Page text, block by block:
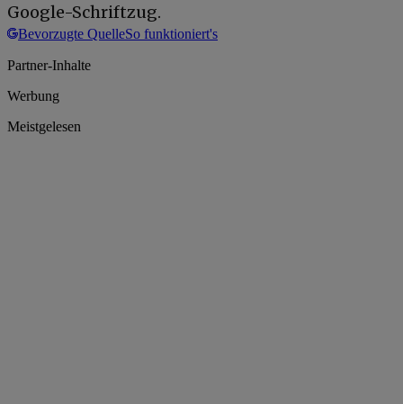
Google-Schriftzug.
Bevorzugte QuelleSo funktioniert's
Partner-Inhalte
Werbung
Meistgelesen